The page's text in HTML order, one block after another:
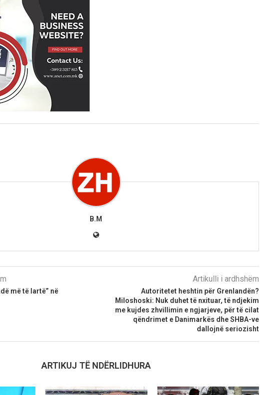
B.M
më të lartë” në
Artikulli i ardhshëm
Autoritetet heshtin për Grenlandën?
Miloshoski: Nuk duhet të nxituar, të ndjekim
me kujdes zhvillimin e ngjarjeve, për të cilat
qëndrimet e Danimarkës dhe SHBA-ve
dallojnë seriozisht
ARTIKUJ TË NDËRLIDHURA